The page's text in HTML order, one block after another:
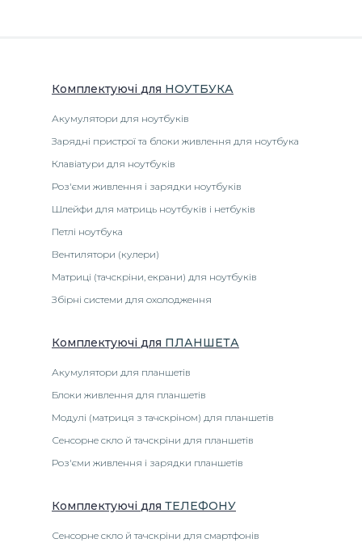
Комплектуючі для НОУТБУКА
Акумулятори для ноутбуків
Зарядні пристрої та блоки живлення для ноутбука
Клавіатури для ноутбуків
Роз'єми живлення і зарядки ноутбуків
Шлейфи для матриць ноутбуків і нетбуків
Петлі ноутбука
Вентилятори (кулери)
Матриці (тачскріни, екрани) для ноутбуків
Збірні системи для охолодження
Комплектуючі для ПЛАНШЕТА
Акумулятори для планшетів
Блоки живлення для планшетів
Модулі (матриця з тачскріном) для планшетів
Сенсорне скло й тачскріни для планшетів
Роз'єми живлення і зарядки планшетів
Комплектуючі для ТЕЛЕФОНУ
Сенсорне скло й тачскріни для смартфонів